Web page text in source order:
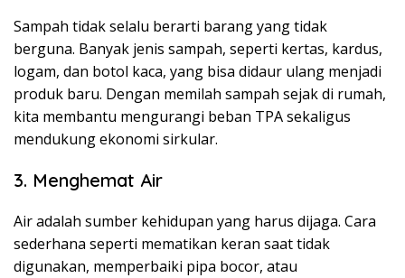
Sampah tidak selalu berarti barang yang tidak
berguna. Banyak jenis sampah, seperti kertas, kardus,
logam, dan botol kaca, yang bisa didaur ulang menjadi
produk baru. Dengan memilah sampah sejak di rumah,
kita membantu mengurangi beban TPA sekaligus
mendukung ekonomi sirkular.
3. Menghemat Air
Air adalah sumber kehidupan yang harus dijaga. Cara
sederhana seperti mematikan keran saat tidak
digunakan, memperbaiki pipa bocor, atau